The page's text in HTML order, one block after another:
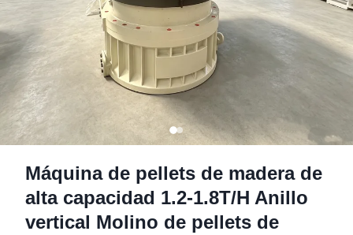
Máquina de pellets de madera de
alta capacidad 1.2-1.8T/H Anillo
vertical Molino de pellets de